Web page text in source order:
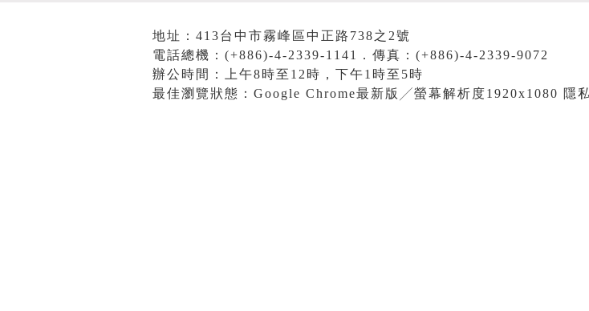
地址：413台中市霧峰區中正路738之2號
電話總機：(+886)-4-2339-1141．傳真：(+886)-4-2339-9072
辦公時間：上午8時至12時，下午1時至5時
最佳瀏覽狀態：Google Chrome最新版╱螢幕解析度1920x1080 隱